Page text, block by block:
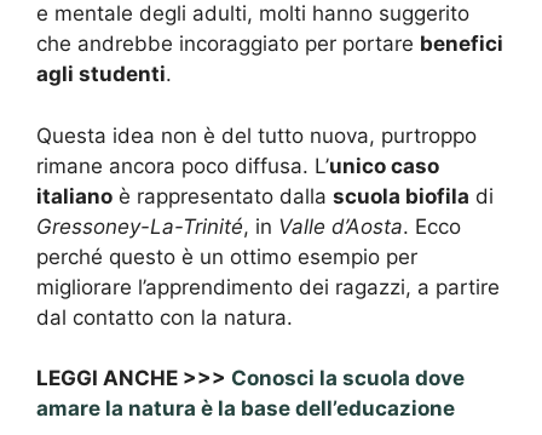
e mentale degli adulti, molti hanno suggerito
che andrebbe incoraggiato per portare benefici
agli studenti.
Questa idea non è del tutto nuova, purtroppo
rimane ancora poco diffusa. L’unico caso
italiano è rappresentato dalla scuola biofila di
Gressoney-La-Trinité, in Valle d’Aosta. Ecco
perché questo è un ottimo esempio per
migliorare l’apprendimento dei ragazzi, a partire
dal contatto con la natura.
LEGGI ANCHE >>> Conosci la scuola dove
amare la natura è la base dell’educazione